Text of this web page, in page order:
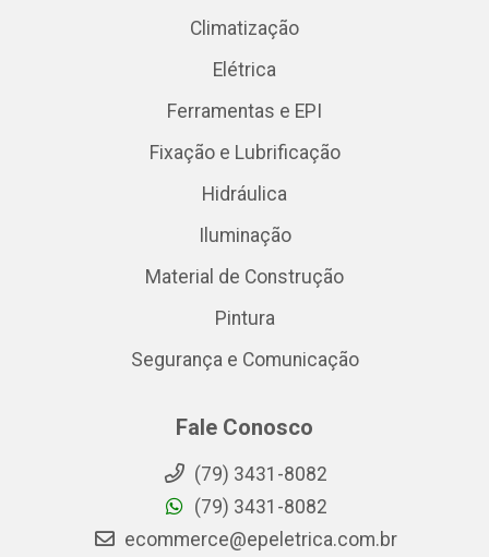
Climatização
Elétrica
Ferramentas e EPI
Fixação e Lubrificação
Hidráulica
Iluminação
Material de Construção
Pintura
Segurança e Comunicação
Fale Conosco
(79) 3431-8082
(79) 3431-8082
ecommerce@epeletrica.com.br